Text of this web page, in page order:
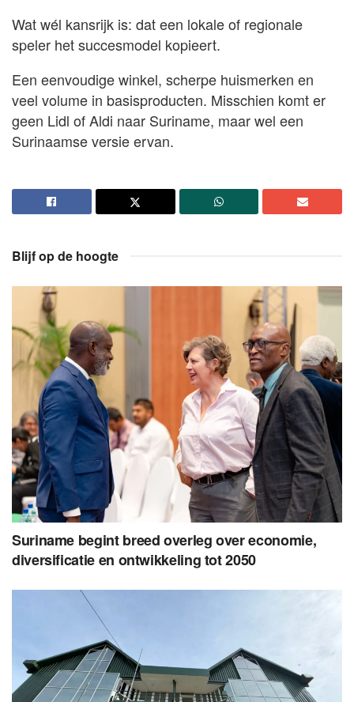
Wat wél kansrijk is: dat een lokale of regionale
speler het succesmodel kopieert.
Een eenvoudige winkel, scherpe huismerken en
veel volume in basisproducten. Misschien komt er
geen Lidl of Aldi naar Suriname, maar wel een
Surinaamse versie ervan.
Blijf op de hoogte
Suriname begint breed overleg over economie,
diversificatie en ontwikkeling tot 2050